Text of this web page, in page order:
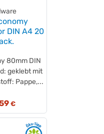
DIN A4 20
80mm DIN
geklebt mit
Pappe,...
€